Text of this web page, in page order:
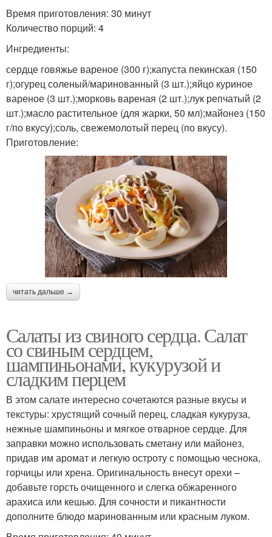
Сердца с соленым
огурцом
Свиное сердце Сердца с фасолью
Сердце по пошаговому
рецепту
Сердца с яйцами
Сердца с омлетом
Закуска из свиного
сердца
Свежий огурец
Время приготовления: 30 минут
Количество порций: 4
Ингредиенты:
сердце говяжье вареное (300 г);капуста пекинская (150
г);огурец соленый/маринованный (3 шт.);яйцо куриное
вареное (3 шт.);морковь вареная (2 шт.);лук репчатый (2
шт.);масло растительное (для жарки, 50 мл);майонез (150
г/по вкусу);соль, свежемолотый перец (по вкусу).
Приготовление:
читать дальше →
Салаты из свиного сердца. Салат
со свиным сердцем,
шампиньонами, кукурузой и
сладким перцем
В этом салате интересно сочетаются разные вкусы и
текстуры: хрустящий сочный перец, сладкая кукуруза,
нежные шампиньоны и мягкое отварное сердце. Для
заправки можно использовать сметану или майонез,
придав им аромат и легкую остроту с помощью чеснока,
горчицы или хрена. Оригинальность внесут орехи –
добавьте горсть очищенного и слегка обжаренного
арахиса или кешью. Для сочности и пикантности
дополните блюдо маринованным или красным луком.